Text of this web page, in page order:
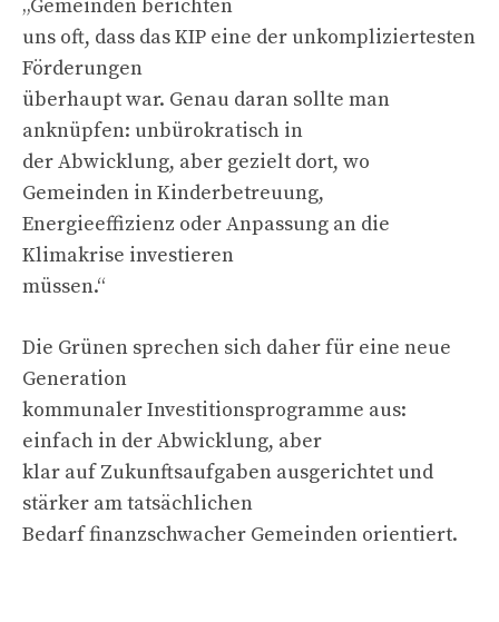
„Gemeinden berichten
uns oft, dass das KIP eine der unkompliziertesten
Förderungen
überhaupt war. Genau daran sollte man
anknüpfen: unbürokratisch in
der Abwicklung, aber gezielt dort, wo
Gemeinden in Kinderbetreuung,
Energieeffizienz oder Anpassung an die
Klimakrise investieren
müssen.“
Die Grünen sprechen sich daher für eine neue
Generation
kommunaler Investitionsprogramme aus:
einfach in der Abwicklung, aber
klar auf Zukunftsaufgaben ausgerichtet und
stärker am tatsächlichen
Bedarf finanzschwacher Gemeinden orientiert.